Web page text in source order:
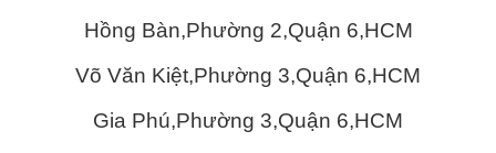
Hồng Bàn,Phường 2,Quận 6,HCM
Võ Văn Kiệt,Phường 3,Quận 6,HCM
Gia Phú,Phường 3,Quận 6,HCM